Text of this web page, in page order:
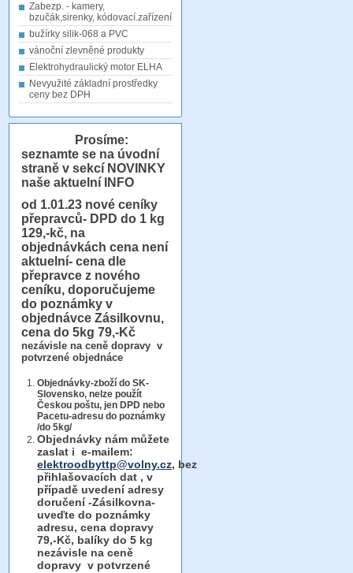
Zabezp. - kamery,
bzučák,sirenky, kódovací.zařízení
bužírky silik-068 a PVC
vánoční zlevněné produkty
Elektrohydraulický motor ELHA
Nevyužité základní prostředky
ceny bez DPH
Prosíme:
seznamte se na úvodní
straně v sekcí NOVINKY
naše aktuelní INFO
od 1.01.23 nové ceníky
přepravců- DPD do 1 kg
129,-kč, na
objednávkách cena není
aktuelní- cena dle
přepravce z nového
ceníku, doporučujeme
do poznámky v
objednávce Zásilkovnu,
cena do 5kg 79,-Kč
nezávisle na ceně dopravy v
potvrzené objednáce
Objednávky-zboží do SK-
Slovensko, nelze použít
Českou poštu, jen DPD nebo
Pacetu-adresu do poznámky
/do 5kg/
Objednávky nám můžete
zaslat i e-mailem:
elektroodbyttp@volny.cz, bez
přihlašovacích dat , v
případě uvedení adresy
doručení -Zásilkovna-
uveďte do poznámky
adresu, cena dopravy
79,-Kč, balíky do 5 kg
nezávisle na ceně
dopravy v potvrzené